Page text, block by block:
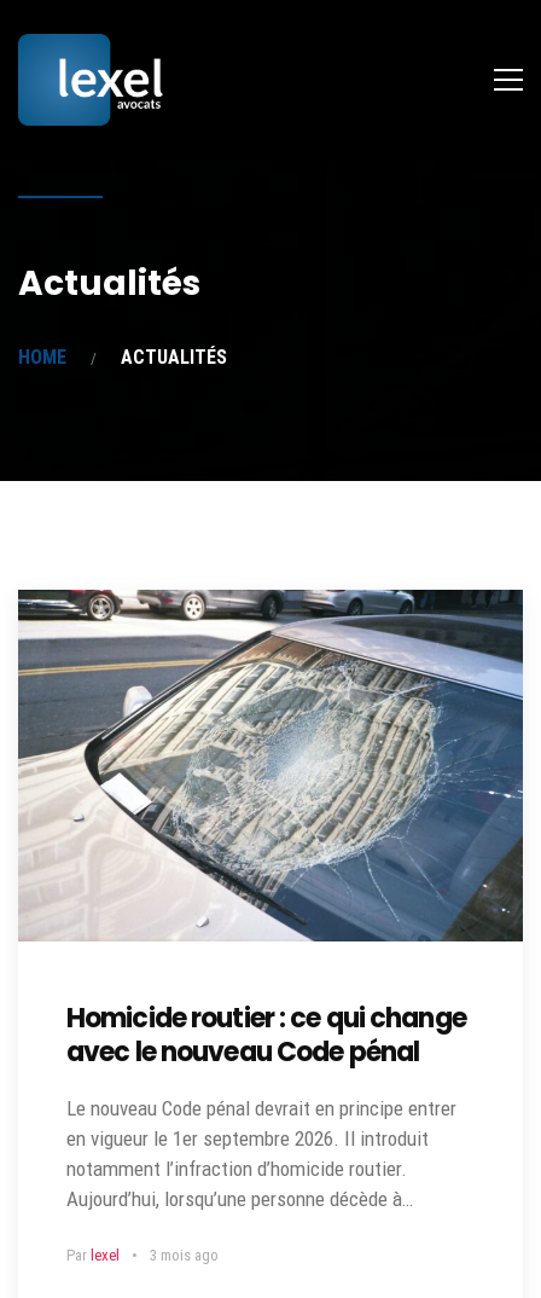
Actualités
HOME ACTUALITÉS
Homicide routier : ce qui change
avec le nouveau Code pénal
Le nouveau Code pénal devrait en principe entrer
en vigueur le 1er septembre 2026. Il introduit
notamment l’infraction d’homicide routier.
Aujourd’hui, lorsqu’une personne décède à…
Par lexel 3 mois ago